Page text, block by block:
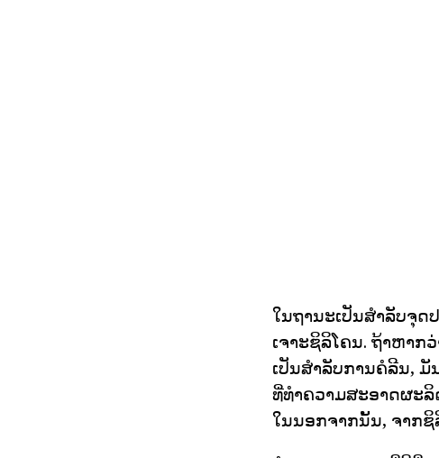
ໃນຖານະເປັນສໍາລັບຈຸດ
ເຈາະຊິລິໂຄນ. ຖ້າຫາກ
ເປັນສໍາລັບການຄໍລີນ, ມັ
ທີ່ທໍາຄວາມສະອາດຜະ
ໃນນອກຈາກນັ້ນ, ຈາກ